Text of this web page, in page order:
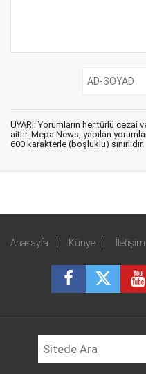
UYARI: Yorumların her türlü
aittir. Mepa News, yapılan
600 karakterle (boşluklu) sınırlıdır.
Anasayfa Künye İletişim